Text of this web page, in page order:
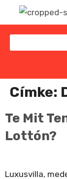
Címke:
Te Mit
Lottón?
Luxusvilla,